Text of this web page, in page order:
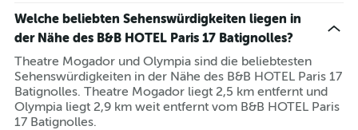
Welche beliebten Sehenswürdigkeiten liegen in
der Nähe des B&B HOTEL Paris 17 Batignolles?
Theatre Mogador und Olympia sind die beliebtesten
Sehenswürdigkeiten in der Nähe des B&B HOTEL Paris 17
Batignolles. Theatre Mogador liegt 2,5 km entfernt und
Olympia liegt 2,9 km weit entfernt vom B&B HOTEL Paris
17 Batignolles.